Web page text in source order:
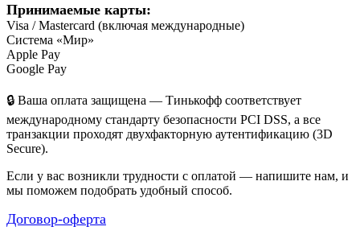
Принимаемые карты:
Visa / Mastercard (включая международные)
Система «Мир»
Apple Pay
Google Pay
🔒 Ваша оплата защищена — Тинькофф соответствует
международному стандарту безопасности PCI DSS, а все
транзакции проходят двухфакторную аутентификацию (3D
Secure).
Если у вас возникли трудности с оплатой — напишите нам, и
мы поможем подобрать удобный способ.
Договор-оферта